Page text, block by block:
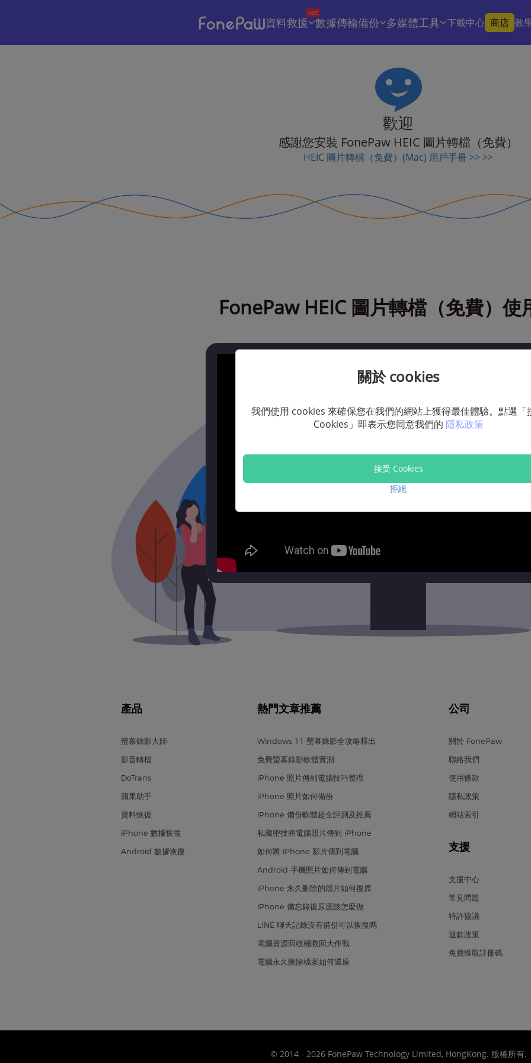
資料救援
HOT
數據傳輸備份 多媒體工具 下載中心 商店 教
歡迎
感謝您安裝 FonePaw HEIC 圖片轉檔（免費）
HEIC 圖片轉檔（免費）(Mac) 用戶手冊 >> >>
FonePaw HEIC 圖片轉檔（免費）使
產品
螢幕錄影大師
影音轉檔
DoTrans
蘋果助手
資料恢復
iPhone 數據恢復
Android 數據恢復
熱門文章推薦
Windows 11 螢幕錄影全攻略釋出
免費螢幕錄影軟體實測
iPhone 照片傳到電腦技巧整理
iPhone 照片如何備份
iPhone 備份軟體超全評測及推薦
私藏密技將電腦照片傳到 iPhone
如何將 iPhone 影片傳到電腦
Android 手機照片如何傳到電腦
iPhone 永久刪除的照片如何復原
iPhone 備忘錄復原應該怎麼做
LINE 聊天記錄沒有備份可以恢復嗎
電腦資源回收桶救回大作戰
電腦永久刪除檔案如何還原
公司
關於 FonePaw
聯絡我們
使用條款
隱私政策
網站索引
支援
支援中心
常見問題
特許協議
退款政策
免費獲取註冊碼
© 2014 - 2026 FonePaw Technology Limited, HongKong. 版權所有.
關於 cookies
我們使用 cookies 來確保您在我們的網站上獲得最佳體驗。點選「
Cookies」即表示您同意我們的 隱私政策
接受 Cookies
拒絕